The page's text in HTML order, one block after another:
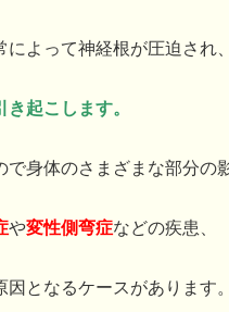
によって神経根が圧迫され
起こします。
で身体のさまざまな部分の
や変性側弯症などの疾患、
因となるケースがあります